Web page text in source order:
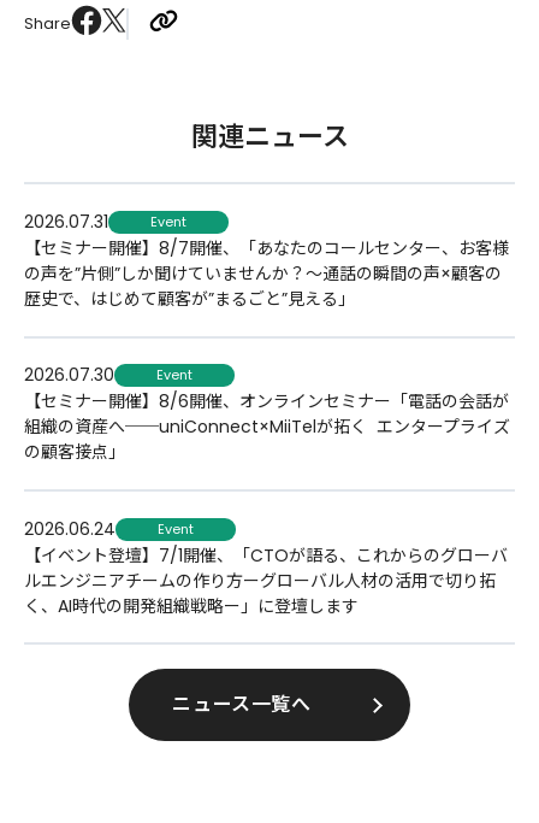
Share
関連ニュース
2026.07.31 Event
【セミナー開催】8/7開催、「あなたのコールセンター、お客様
の声を”片側”しか聞けていませんか？〜通話の瞬間の声×顧客の
歴史で、はじめて顧客が”まるごと”見える」
2026.07.30 Event
【セミナー開催】8/6開催、オンラインセミナー「電話の会話が
組織の資産へ──uniConnect×MiiTelが拓く​ エンタープライズ
の顧客接点」
2026.06.24 Event
【イベント登壇】7/1開催、「CTOが語る、これからのグローバ
ルエンジニアチームの作り方ーグローバル人材の活用で切り拓
く、AI時代の開発組織戦略ー」に登壇します
ニュース一覧へ